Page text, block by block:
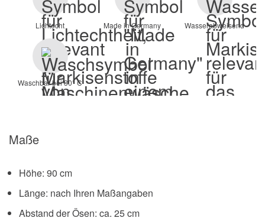
Lichtecht Made in Germany Wasserabweisend
Waschbar bei 30° C
Maße
Höhe: 90 cm
Länge: nach Ihren Maßangaben
Abstand der Ösen: ca. 25 cm